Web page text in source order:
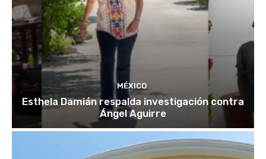
MÉXICO
Esthela Damián respalda investigación contra
Ángel Aguirre